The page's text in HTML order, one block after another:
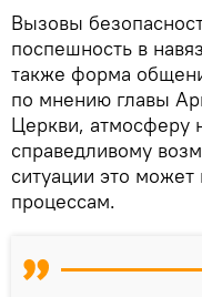
Вызовы
поспешность в
также форма
по мнению главы
Церкви, атмосферу
справедливому
ситуации это
процессам.